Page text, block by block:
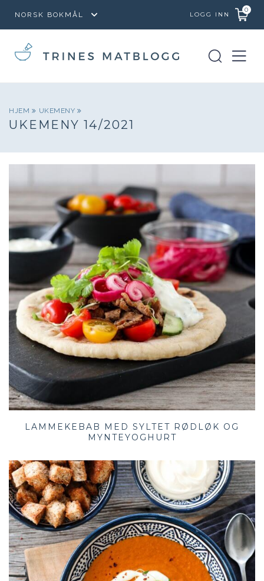
LOGG INN
0
HJEM UKEMENY
UKEMENY 14/2021
LAMMEKEBAB MED SYLTET RØDLØK OG
MYNTEYOGHURT